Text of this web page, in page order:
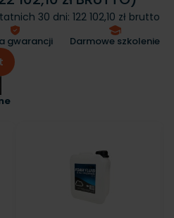
30 dni: 122 102,10 zł brutto
gwarancji Darmowe szkolenie